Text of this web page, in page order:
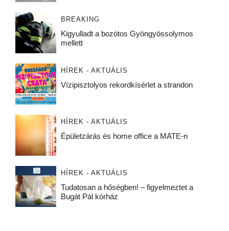
BREAKING
Kigyulladt a bozótos Gyöngyössolymos
mellett
HÍREK - AKTUÁLIS
Vízipisztolyos rekordkísérlet a strandon
HÍREK - AKTUÁLIS
Épületzárás és home office a MATE-n
HÍREK - AKTUÁLIS
Tudatosan a hőségben! – figyelmeztet a
Bugát Pál kórház